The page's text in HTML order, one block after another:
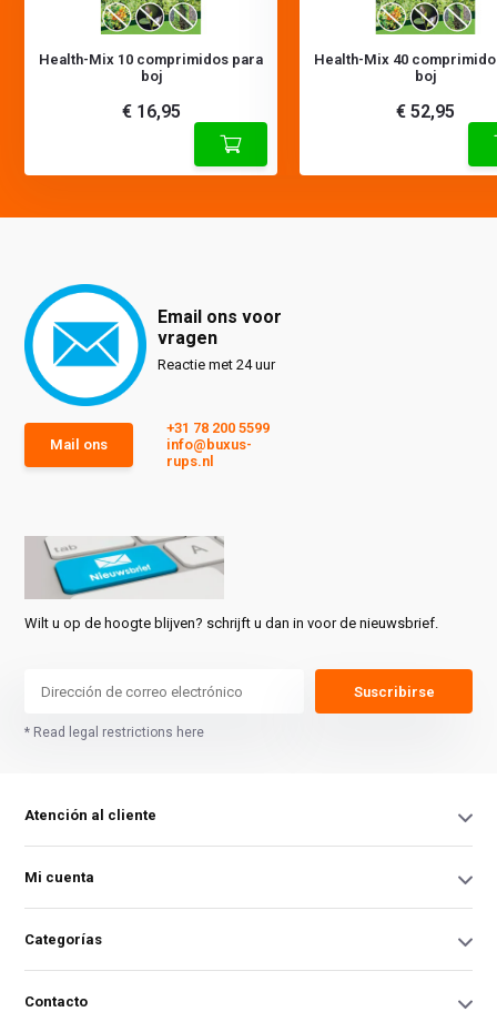
Health-Mix 10 comprimidos para
boj
€ 16,95
Health-Mix 40
boj
€ 52,95
Email ons voor
vragen
Reactie met 24 uur
Mail ons
+31 78 200 5599
info@buxus-
rups.nl
Wilt u op de hoogte blijven? schrijft u dan in voor de nieuwsbrief.
Suscribirse
* Read legal restrictions here
Atención al cliente
Mi cuenta
Categorías
Contacto